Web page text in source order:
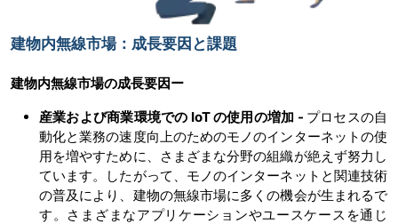
建物内無線市場：成長要因と課題
建物内無線市場の成長要因ー
産業および商業環境での IoT の使用の増加 - プロセスの自
動化と業務の速度向上のためのモノのインターネットの使
用を増やすために、さまざまな分野の組織が絶えず努力し
ています。したがって、モノのインターネットと関連技術
の普及により、建物の無線市場に多くの機会が生まれるで
す。さまざまなアプリケーションやユースケースを通じ